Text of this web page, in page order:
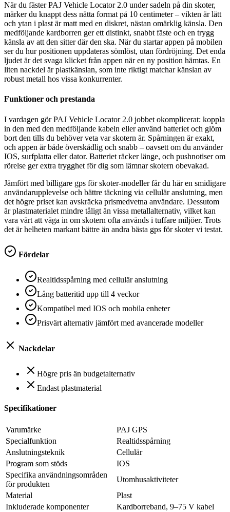
När du fäster PAJ Vehicle Locator 2.0 under sadeln på din skoter,
märker du knappt dess nätta format på 10 centimeter – vikten är lätt
och ytan i plast är matt med en diskret, nästan omärklig känsla. Den
medföljande kardborren ger ett distinkt, snabbt fäste och en trygg
känsla av att den sitter där den ska. När du startar appen på mobilen
ser du hur positionen uppdateras sömlöst, utan fördröjning. Det enda
ljudet är det svaga klicket från appen när en ny position hämtas. En
liten nackdel är plastkänslan, som inte riktigt matchar känslan av
robust metall hos vissa konkurrenter.
Funktioner och prestanda
I vardagen gör PAJ Vehicle Locator 2.0 jobbet okomplicerat: koppla
in den med den medföljande kabeln eller använd batteriet och glöm
bort den tills du behöver veta var skotern är. Spårningen är exakt,
och appen är både överskådlig och snabb – oavsett om du använder
IOS, surfplatta eller dator. Batteriet räcker länge, och pushnotiser om
rörelse ger extra trygghet för dig som lämnar skotern obevakad.
Jämfört med billigare gps för skoter-modeller får du här en smidigare
användarupplevelse och bättre täckning via cellulär anslutning, men
det högre priset kan avskräcka prismedvetna användare. Dessutom
är plastmaterialet mindre tåligt än vissa metallalternativ, vilket kan
vara värt att väga in om skotern ofta används i tuffare miljöer. Trots
det är helheten markant bättre än andra bästa gps för skoter vi testat.
Fördelar
Realtidsspårning med cellulär anslutning
Lång batteritid upp till 4 veckor
Kompatibel med IOS och mobila enheter
Prisvärt alternativ jämfört med avancerade modeller
Nackdelar
Högre pris än budgetalternativ
Endast plastmaterial
Specifikationer
Varumärke
PAJ GPS
Specialfunktion
Realtidsspårning
Anslutningsteknik
Cellulär
Program som stöds
IOS
Specifika användningsområden
för produkten
Utomhusaktiviteter
Material
Plast
Inkluderade komponenter
Kardborreband, 9–75 V kabel